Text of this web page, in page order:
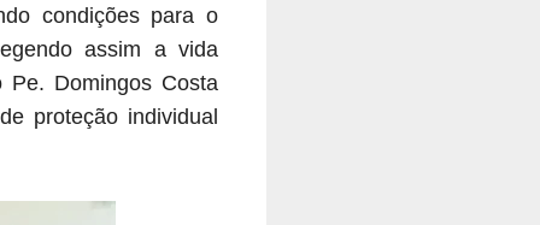
condições para o
assim a vida
Domingos Costa
proteção individual